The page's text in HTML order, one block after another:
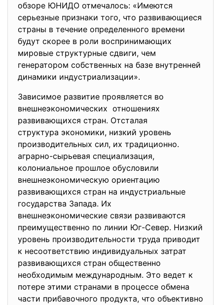
обзоре ЮНИДО отмечалось: «Имеются
серьезные признаки того, что развивающиеся
страны в течение определенного времени
будут скорее в роли воспринимающих
мировые структурные сдвиги, чем
генератором собственных на базе внутренней
динамики индустриализации».
Зависимое развитие проявляется во
внешнеэкономических отношениях
развивающихся стран. Отсталая
структура экономики, низкий уровень
производительных сил, их традиционно.
аграрно-сырьевая специализация,
колониальное прошлое обусловили
внешнеэкономическую ориентацию
развивающихся стран на индустриальные
государства Запада. Их
внешнеэкономические связи развиваются
преимущественно по линии Юг-Север. Низкий
уровень производительности труда приводит
к несоответствию индивидуальных затрат
развивающихся стран общественно
необходимым международным. Это ведет к
потере этими странами в процессе обмена
части прибавочного продукта, что объективно